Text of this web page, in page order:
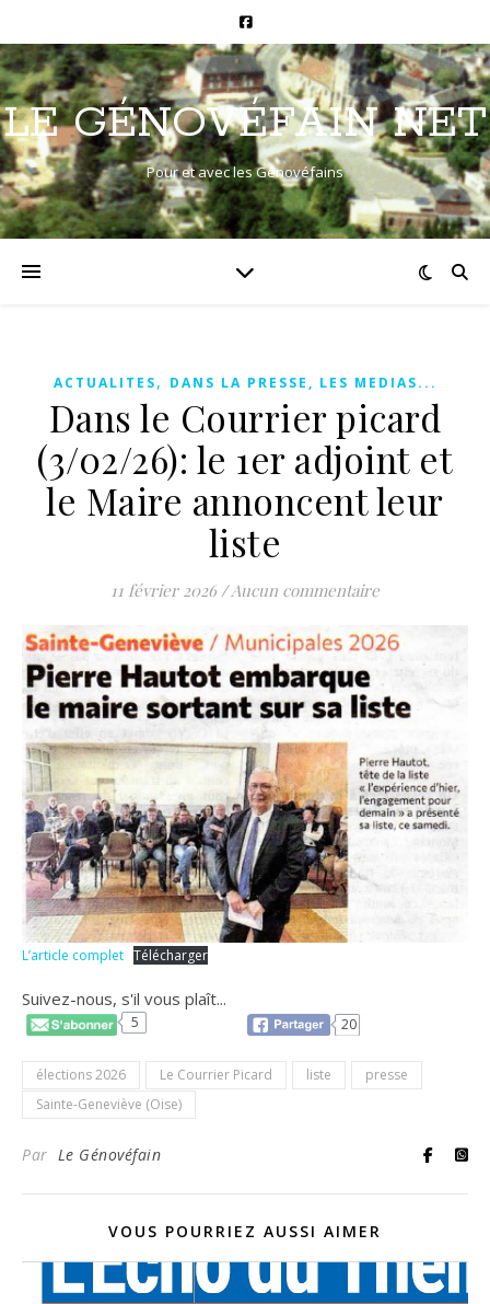
LE GÉNOVÉFAIN NET
Pour et avec les Génovéfains
ACTUALITES, DANS LA PRESSE, LES MEDIAS...
Dans le Courrier picard
(3/02/26): le 1er adjoint et
le Maire annoncent leur
liste
11 février 2026 /Aucun commentaire
L’article complet Télécharger
Suivez-nous, s'il vous plaît...
5 20
élections 2026 Le Courrier Picard liste
presse
Sainte-Geneviève (Oise)
Par Le Génovéfain
VOUS POURRIEZ AUSSI AIMER